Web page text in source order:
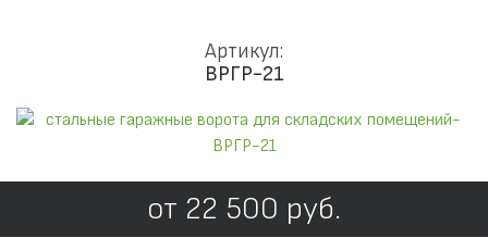
Артикул:
ВРГР-21
от 22 500 руб.